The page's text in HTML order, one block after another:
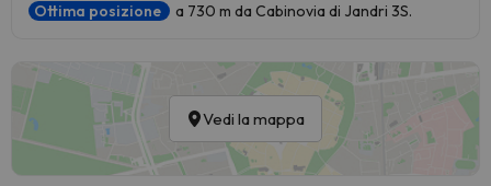
Ottima posizione a 730 m da Cabinovia di Jandri 3S.
Vedi la mappa